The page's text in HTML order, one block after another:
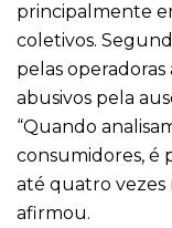
principalmente
coletivos.
pelas
abusivos pela
“Quando
consumidores, é
até quatro vezes
afirmou.